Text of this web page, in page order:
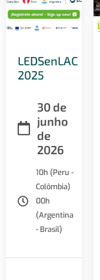
LEDSenLAC
2025
30 de
junho
de
2026
10h (Peru -
Colômbia)
00h
(Argentina
- Brasil)